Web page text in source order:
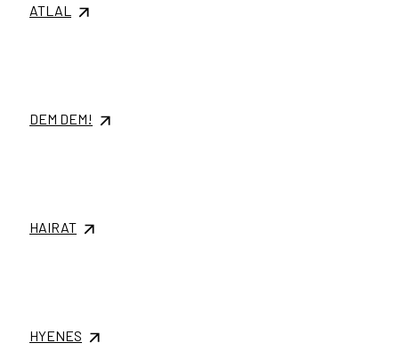
ATLAL
DEM DEM!
HAIRAT
HYENES